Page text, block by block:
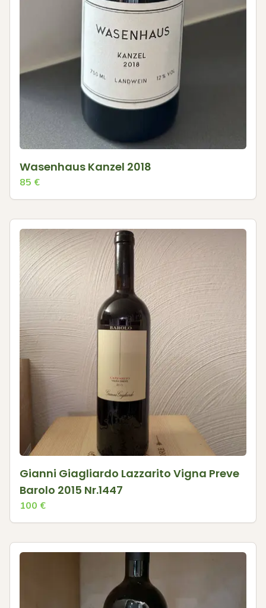
Wasenhaus Kanzel 2018
85 €
Gianni Giagliardo Lazzarito Vigna Preve
Barolo 2015 Nr.1447
100 €